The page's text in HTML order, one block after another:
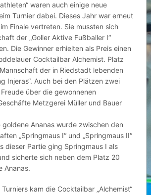
waren auch einige neue
Turnier dabei. Dieses Jahr war erneut
im Finale vertreten. Sie mussten sich
der „Goller Aktive Fußballer I“
Die Gewinner erhielten als Preis einen
Cocktailbar Alchemist. Platz
der in Riedstadt lebenden
Injeras“. Auch bei den Plätzen zwei
über die gewonnenen
Metzgerei Müller und Bauer
goldene Ananas wurde zwischen den
„Springmaus I“ und „Springmaus II“
dieser Partie ging Springmaus I als
sicherte sich neben dem Platz 20
Ananas.
kam die Cocktailbar „Alchemist“